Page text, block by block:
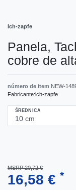
Ich-zapfe
Panela,
cobre de
número de item NEW-
Fabricante:ich-zapfe
ŚREDNICA
MSRP 20,72 €
16,58 € *